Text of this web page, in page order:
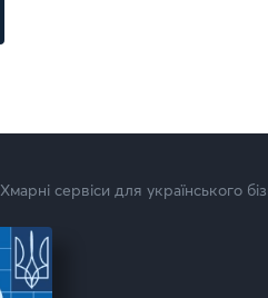
Хмарні сервіси для українського